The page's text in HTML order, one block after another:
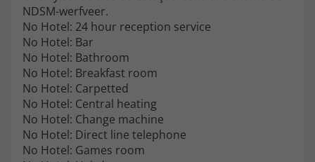
NDSM-werfveer.
No Hotel: 24 hour reception service
No Hotel: Bar
No Hotel: Bathroom
No Hotel: Breakfast room
No Hotel: Carpetted
No Hotel: Central heating
No Hotel: Change machine
No Hotel: Direct line telephone
No Hotel: Games room